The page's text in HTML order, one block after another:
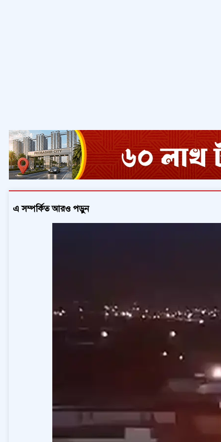
এ সম্পর্কিত আরও পড়ুন